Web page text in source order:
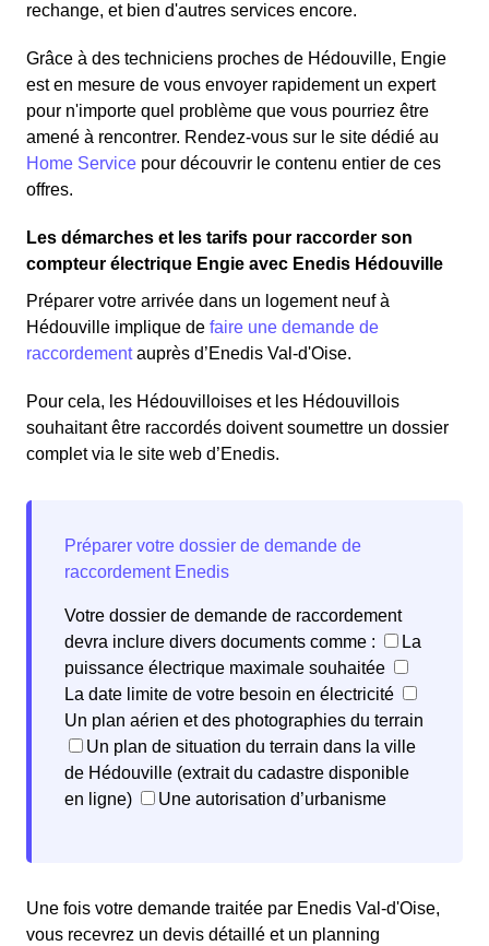
rechange, et bien d'autres services encore.
Grâce à des techniciens proches de Hédouville, Engie
est en mesure de vous envoyer rapidement un expert
pour n'importe quel problème que vous pourriez être
amené à rencontrer. Rendez-vous sur le site dédié au
Home Service pour découvrir le contenu entier de ces
offres.
Les démarches et les tarifs pour raccorder son
compteur électrique Engie avec Enedis Hédouville
Préparer votre arrivée dans un logement neuf à
Hédouville implique de faire une demande de
raccordementauprès d’Enedis Val-d'Oise.
Pour cela, les Hédouvilloises et les Hédouvillois
souhaitant être raccordés doivent soumettre un dossier
complet via le site web d’Enedis.
Votre dossier de demande de raccordement
devra inclure divers documents comme :
La
puissance électrique maximale souhaitée
La date limite de votre besoin en électricité
Un plan aérien et des photographies du terrain
Un plan de situation du terrain dans la ville
de Hédouville (extrait du cadastre disponible
en ligne)
Une autorisation d’urbanisme
Une fois votre demande traitée par Enedis Val-d'Oise,
vous recevrez un devis détaillé et un planning